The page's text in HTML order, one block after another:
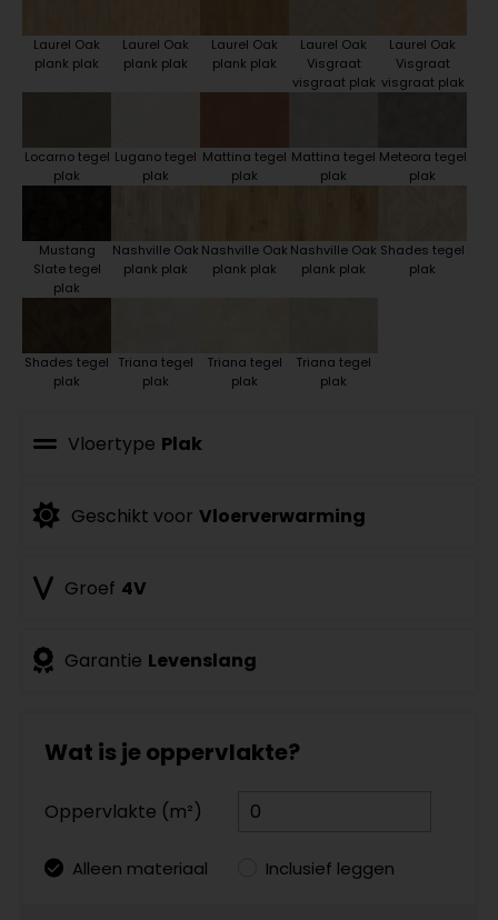
Laurel Oak
plank plak
Laurel Oak
plank plak
Laurel Oak
plank plak
Laurel Oak
Visgraat
visgraat plak
Laurel Oak
Visgraat
visgraat plak
Locarno tegel
plak
Lugano tegel
plak
Mattina tegel
plak
Mattina tegel
plak
Meteora tegel
plak
Mustang
Slate tegel
plak
Nashville Oak
plank plak
Nashville Oak
plank plak
Nashville Oak
plank plak
Shades tegel
plak
Shades tegel
plak
Triana tegel
plak
Triana tegel
plak
Triana tegel
plak
Vloertype Plak
Geschikt voor Vloerverwarming
Groef 4V
Garantie Levenslang
Wat is je oppervlakte?
Oppervlakte (m²)
Alleen materiaal Inclusief leggen